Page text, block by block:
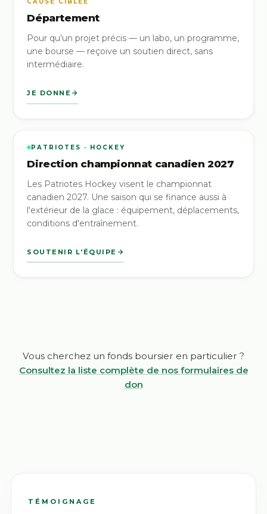
Département
Pour qu'un projet précis — un labo, un programme,
une bourse — reçoive un soutien direct, sans
intermédiaire.
JE DONNE
PATRIOTES · HOCKEY
Direction championnat canadien 2027
Les Patriotes Hockey visent le championnat
canadien 2027. Une saison qui se finance aussi à
l'extérieur de la glace : équipement, déplacements,
conditions d'entraînement.
SOUTENIR L'ÉQUIPE
Vous cherchez un fonds boursier en particulier ?
Consultez la liste complète de nos formulaires de
don
TÉMOIGNAGE